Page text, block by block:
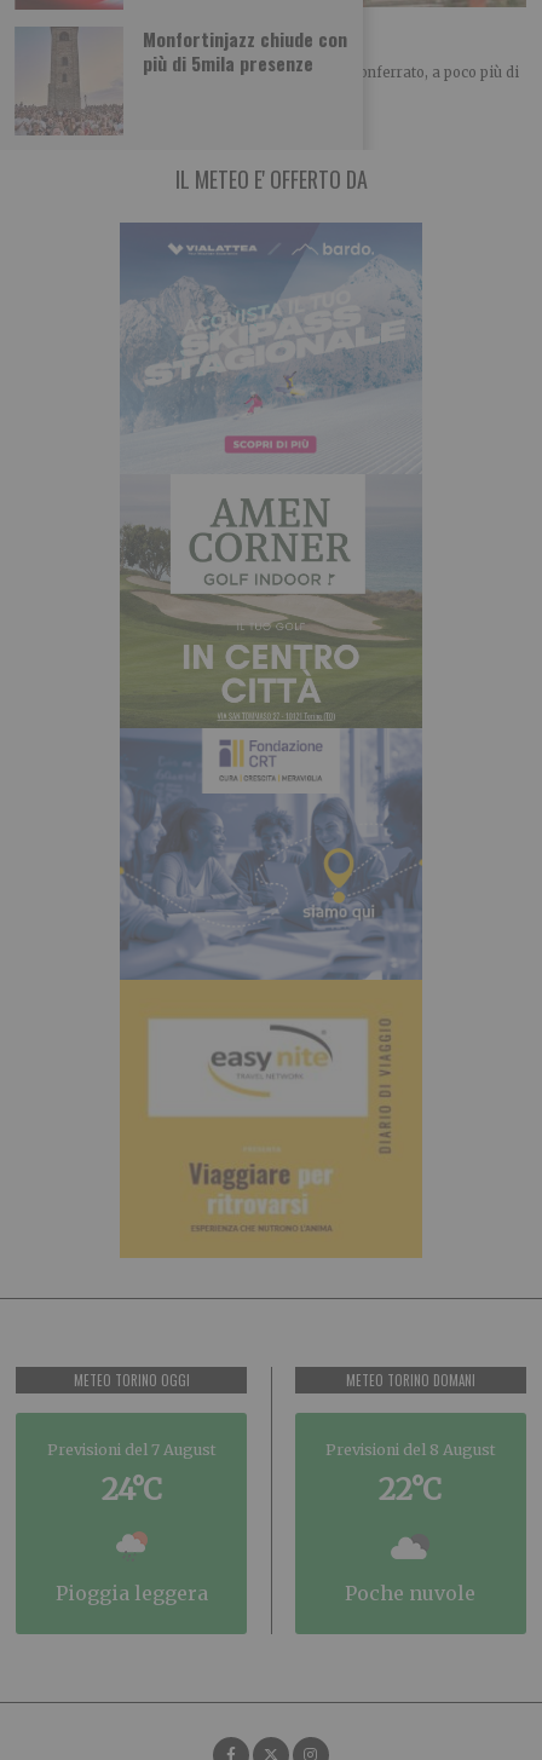
Monfortinjazz chiude con
più di 5mila presenze
L’abbazia di Santa Fede
A cura di Piemonteitalia.eu Posta nel cuore del Monferrato, a poco più di
IL METEO E' OFFERTO DA
METEO TORINO OGGI
Previsioni del 7 August
24°C
pioggia leggera
METEO TORINO DOMANI
Previsioni del 8 August
22°C
poche nuvole